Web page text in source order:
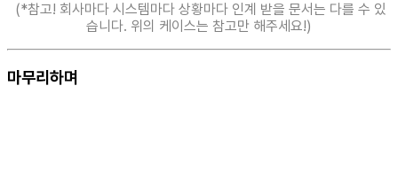
(*참고! 회사마다 시스템마다 상황마다 인계 받을 문서는 다를 수 있
습니다. 위의 케이스는 참고만 해주세요!)
마무리하며